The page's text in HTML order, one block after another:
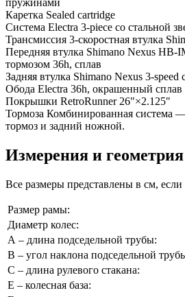
пружинами
Каретка Sealed cartridge
Система Electra 3-piece со стальной
Трансмиссия 3-скоростная втулка
Передняя втулка Shimano Nexus HB-
тормозом 36h, сплав
Задняя втулка Shimano Nexus 3-
Обода Electra 36h, окрашенный сплав
Покрышки RetroRunner 26"×2.125"
Тормоза Комбинированная система
тормоз и задний ножной.
Измерения и геометрия
Все размеры представлены в см, если
Размер рамы:
Диаметр колес:
А – длина подседельной трубы:
В – угол наклона подседельной
С – длина рулевого стакана:
Е – колесная база: